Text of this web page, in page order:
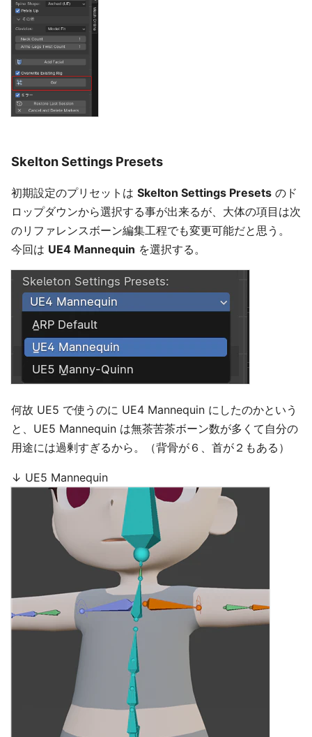
Skelton Settings Presets
初期設定のプリセットは Skelton Settings Presets のド
ロップダウンから選択する事が出来るが、大体の項目は次
のリファレンスボーン編集工程でも変更可能だと思う。
今回は UE4 Mannequin を選択する。
何故 UE5 で使うのに UE4 Mannequin にしたのかという
と、UE5 Mannequin は無茶苦茶ボーン数が多くて自分の
用途には過剰すぎるから。（背骨が６、首が２もある）
↓ UE5 Mannequin